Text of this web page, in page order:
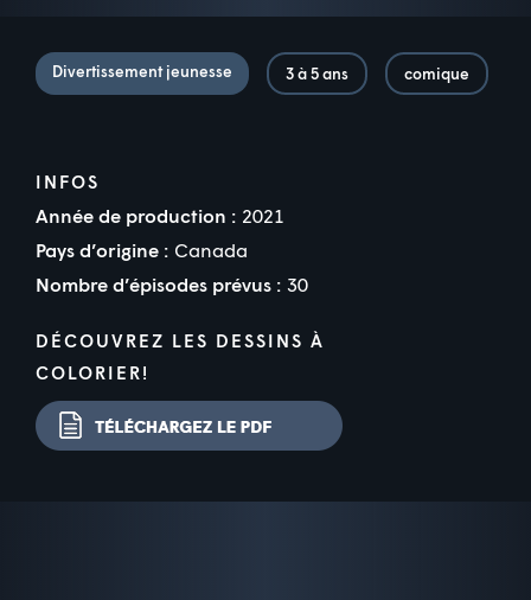
Divertissement jeunesse 3 à 5 ans comique
INFOS
Année de production : 2021
Pays d’origine : Canada
Nombre d’épisodes prévus : 30
DÉCOUVREZ LES DESSINS À
COLORIER!